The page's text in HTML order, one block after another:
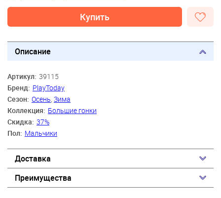
Купить
Описание
Артикул: 39115
Бренд: PlayToday
Сезон: Осень, Зима
Коллекция: Большие гонки
Скидка: 37%
Пол: Мальчики
Доставка
Преимущества